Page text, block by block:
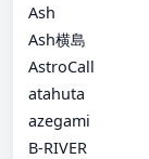
Ash
Ash横島
AstroCall
atahuta
azegami
B-RIVER